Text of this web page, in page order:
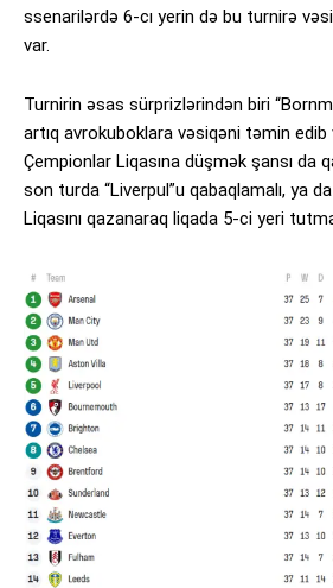
ssenarilərdə 6-cı yerin də bu turnirə
var.
Turnirin əsas sürprizlərindən biri
artıq avrokuboklara vəsiqəni təmin
Çempionlar Liqasına düşmək şansı da
son turda “Liverpul”u qabaqlamalı, ya
Liqasını qazanaraq liqada 5-ci yeri